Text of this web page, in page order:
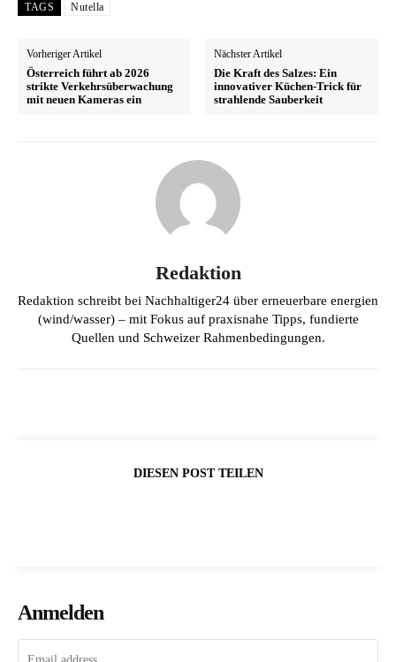
TAGS Nutella
Vorheriger Artikel
Österreich führt ab 2026
strikte Verkehrsüberwachung
mit neuen Kameras ein
Nächster Artikel
Die Kraft des Salzes: Ein
innovativer Küchen-Trick für
strahlende Sauberkeit
Redaktion
Redaktion schreibt bei Nachhaltiger24 über erneuerbare energien
(wind/wasser) – mit Fokus auf praxisnahe Tipps, fundierte
Quellen und Schweizer Rahmenbedingungen.
DIESEN POST TEILEN
Anmelden